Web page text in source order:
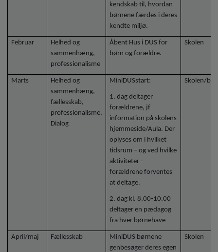
kendskab til, hvordan
børnene færdes i deres
kendte miljø.
Februar
Helhed og
sammenhæng,
professionalisme
Åbent Hus i DUS for
børn og forældre.
Skolen
Marts
Helhed og
sammenhæng,
fællesskab,
professionalisme,
Dialog
MiniDUSstart:
1. dag deltager
forældrene, jf
information på skolens
hjemmeside/Aula. Der
oplyses om i hvilket
tidsrum – og ved hvilke
aktiviteter -
forældrene forventes
at deltage.
2. dag kl. 8.00-10.00
deltager en pædagog
fra hver børnehave
Skolen/
April/maj Fællesskab
MiniDUS børnene
genbesøger deres egen
Skolen